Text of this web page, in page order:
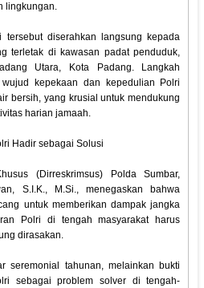
lingkungan.
diserahkan langsung kepada
terletak di kawasan padat penduduk,
Utara, Kota Padang. Langkah
kepekaan dan kepedulian Polri
bersih, yang krusial untuk mendukung
harian jamaah.
Hadir sebagai Solusi
(Dirreskrimsus) Polda Sumbar,
S.I.K., M.Si., menegaskan bahwa
untuk memberikan dampak jangka
Polri di tengah masyarakat harus
dirasakan.
seremonial tahunan, melainkan bukti
sebagai problem solver di tengah-